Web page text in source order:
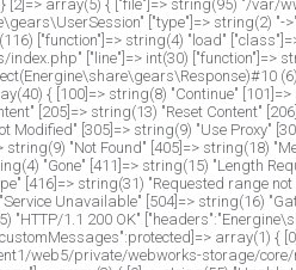
[2]=> array(5) { ["file"]=> string(95) "/
["type"]=>
["function"]=> string(4) "load"
["line"]=> int(30) ["function"]=>
{ [100]=> string(8) "Continue"
[205]=> string(13) "Reset Content"
Modified" [305]=> string(9) "Use Proxy"
"Not Found" [405]=> string(18)
"Gone" [411]=> string(15) "Length
[416]=> string(31) "Requested range
Unavailable" [504]=> string(16)
"HTTP/1.1 200 OK"
array(1)
web5/private/webworks-storage/